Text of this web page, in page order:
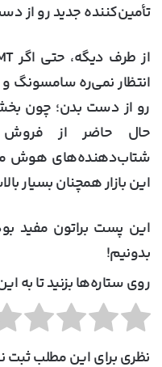
تأمین‌کننده جدید رو از
رو از دست بدن؛ چون
حال حاضر از فروش
شتاب‌دهنده‌های هوش
این بازار همچنان بسیار
این پست براتون مفید
بدونیم!
روی ستاره‌ها بزنید تا به
نظری برای این مطلب